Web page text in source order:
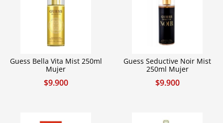
Guess Bella Vita Mist 250ml
Mujer
$9.900
Guess Seductive Noir Mist
250ml Mujer
$9.900